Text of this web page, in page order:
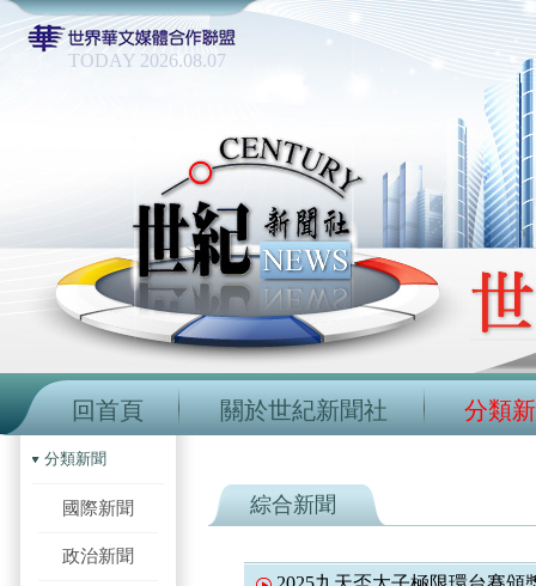
TODAY 2026.08.07
回首頁 關於世紀新聞社 分類
分類新聞
國際新聞
政治新聞
綜合新聞